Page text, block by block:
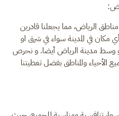
الرياض، مما يجعلنا قادرين
مكان في المدينة سواء في شرق او
وسط مدينة الرياض أيضا. و نحرص
الأحياء والمناطق بفضل تغطيتنا